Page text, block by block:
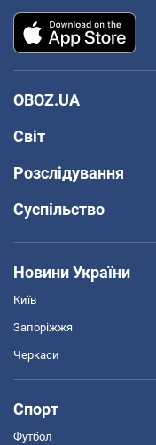
OBOZ.UA
Світ
Розслідування
Суспільство
Новини України
Київ
Запоріжжя
Черкаси
Спорт
Футбол